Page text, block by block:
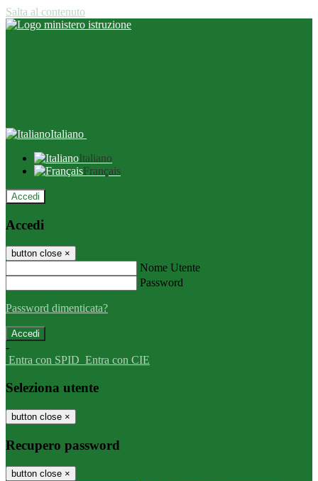
Salta al contenuto
Italiano
Italiano
Français
Accedi
Accedi
button close ×
Nome Utente
Password
Password dimenticata?
-
Entra con SPID Entra con CIE
Seleziona utente
button close ×
Recupero password
button close ×